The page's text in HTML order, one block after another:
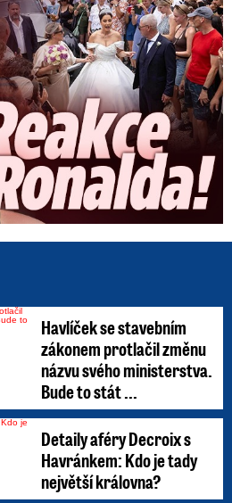
Havlíček se stavebním
zákonem protlačil změnu
názvu svého ministerstva.
Bude to stát ...
Detaily aféry Decroix s
Havránkem: Kdo je tady
největší královna?